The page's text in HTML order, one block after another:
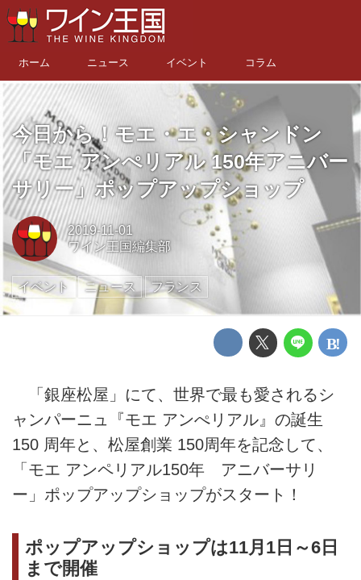
ホーム ニュース イベント コラム
今日から！モエ・エ・シャンドン
「モエ アンぺリアル 150年アニバー
サリー」ポップアップショップ
2019-11-01
ワイン王国編集部
イベント ニュース フランス
「銀座松屋」にて、世界で最も愛されるシ
ャンパーニュ『モエ アンぺリアル』の誕生
150 周年と、松屋創業 150周年を記念して、
「モエ アンペリアル150年 アニバーサリ
ー」ポップアップショップがスタート！
ポップアップショップは11月1日～6日
まで開催